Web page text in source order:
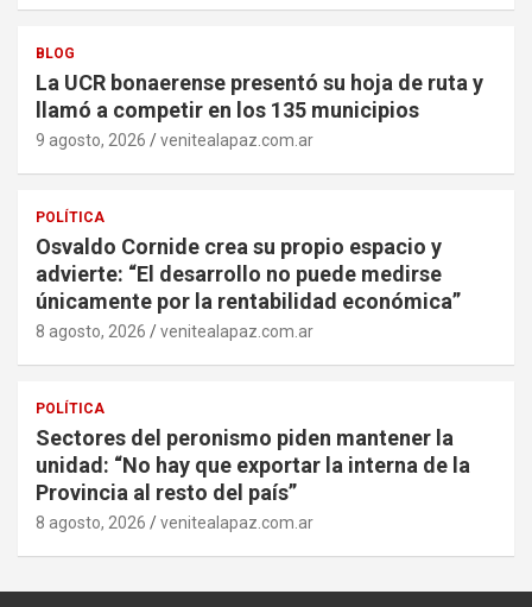
BLOG
La UCR bonaerense presentó su hoja de ruta y
llamó a competir en los 135 municipios
9 agosto, 2026 venitealapaz.com.ar
POLÍTICA
Osvaldo Cornide crea su propio espacio y
advierte: “El desarrollo no puede medirse
únicamente por la rentabilidad económica”
8 agosto, 2026 venitealapaz.com.ar
POLÍTICA
Sectores del peronismo piden mantener la
unidad: “No hay que exportar la interna de la
Provincia al resto del país”
8 agosto, 2026 venitealapaz.com.ar